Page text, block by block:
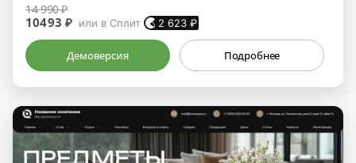
14 990 ₽
10493 ₽ или в Сплит 2 623 ₽
Демоверсия Подробнее